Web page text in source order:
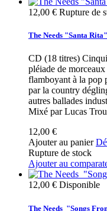
12,00 € Rupture de
The Needs "Santa Rita"
CD (18 titres)
pléiade de
flamboyant à la pop
par la country
autres ballades
Mixé par Lucas
12,00 €
Ajouter au panier
Rupture de stock
Ajouter au
12,00 € Disponible
The Needs ‎ "Songs